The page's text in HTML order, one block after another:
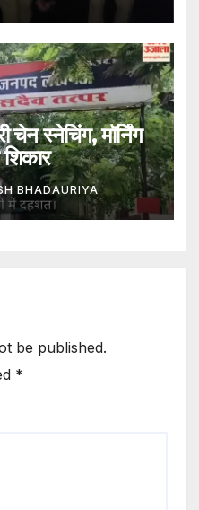
Were
Proceeds Of
Arrested
चेन स्नेचिंग, मॉर्निंग
BHADAURIYA
be published.
*